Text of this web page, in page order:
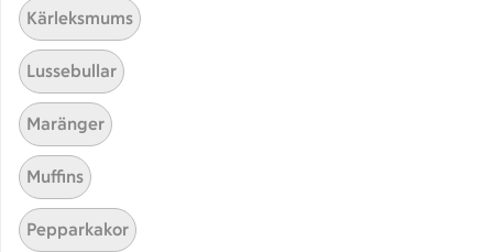
Toast skagen
Kärleksmums
Lussebullar
Maränger
Muffins
Pepparkakor